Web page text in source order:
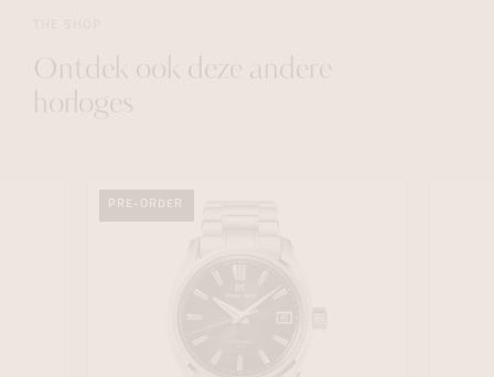
Ontdek ook deze andere
horloges
PRE-ORDER